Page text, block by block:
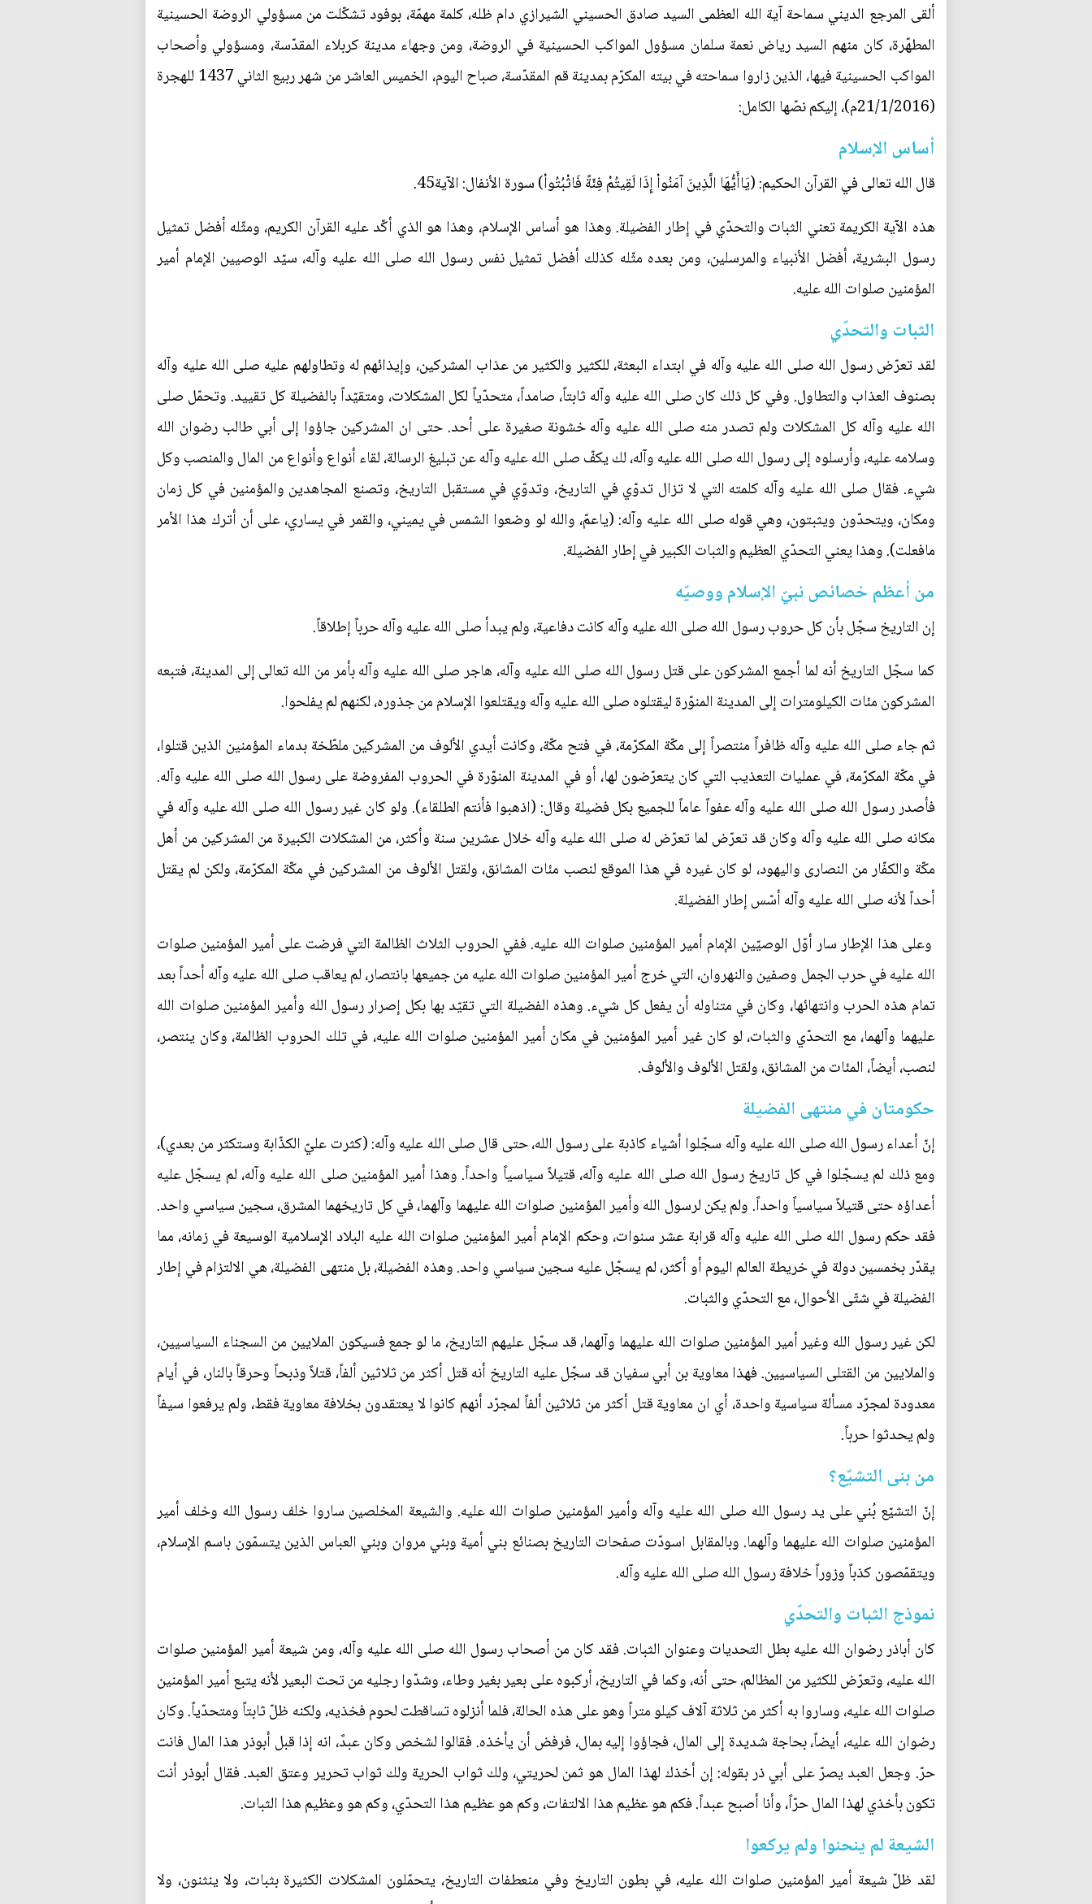
ألقى المرجع الديني سماحة آية الله العظمى السيد صادق الحسيني الشيرازي دام ظله، كلمة مهمّة، بوفود تشكّلت من مسؤولي الروضة الحسينية
المطهّرة، كان منهم السيد رياض نعمة سلمان مسؤول المواكب الحسينية في الروضة، ومن وجهاء مدينة كربلاء المقدّسة، ومسؤولي وأصحاب
المواكب الحسينية فيها، الذين زاروا سماحته في بيته المكرّم بمدينة قم المقدّسة، صباح اليوم، الخميس العاشر من شهر ربيع الثاني 1437 للهجرة
(21/1/2016م)، إليكم نصّها الكامل:
أساس الإسلام
قال الله تعالى في القرآن الحكيم: (يَاأَيُّهَا الَّذِينَ آمَنُواْ إِذَا لَقِيتُمْ فِئَةً فَاثْبُتُواْ) سورة الأنفال: الآية45.
هذه الآية الكريمة تعني الثبات والتحدّي في إطار الفضيلة. وهذا هو أساس الإسلام، وهذا هو الذي أكّد عليه القرآن الكريم، ومثّله أفضل تمثيل
رسول البشرية، أفضل الأنبياء والمرسلين، ومن بعده مثّله كذلك أفضل تمثيل نفس رسول الله صلى الله عليه وآله، سيّد الوصيين الإمام أمير
المؤمنين صلوات الله عليه.
الثبات والتحدّي
لقد تعرّض رسول الله صلى الله عليه وآله في ابتداء البعثة، للكثير والكثير من عذاب المشركين، وإيذائهم له وتطاولهم عليه صلى الله عليه وآله
بصنوف العذاب والتطاول. وفي كل ذلك كان صلى الله عليه وآله ثابتاً، صامداً، متحدّياً لكل المشكلات، ومتقيّداً بالفضيلة كل تقييد. وتحمّل صلى
الله عليه وآله كل المشكلات ولم تصدر منه صلى الله عليه وآله خشونة صغيرة على أحد. حتى ان المشركين جاؤوا إلى أبي طالب رضوان الله
وسلامه عليه، وأرسلوه إلى رسول الله صلى الله عليه وآله، لك يكفّ صلى الله عليه وآله عن تبليغ الرسالة، لقاء أنواع وأنواع من المال والمنصب وكل
شيء. فقال صلى الله عليه وآله كلمته التي لا تزال تدوّي في التاريخ، وتدوّي في مستقبل التاريخ، وتصنع المجاهدين والمؤمنين في كل زمان
ومكان، ويتحدّون ويثبتون، وهي قوله صلى الله عليه وآله: (ياعمّ، والله لو وضعوا الشمس في يميني، والقمر في يساري، على أن أترك هذا الأمر
مافعلت). وهذا يعني التحدّي العظيم والثبات الكبير في إطار الفضيلة.
من أعظم خصائص نبيّ الإسلام ووصيّه
إن التاريخ سجّل بأن كل حروب رسول الله صلى الله عليه وآله كانت دفاعية، ولم يبدأ صلى الله عليه وآله حرباً إطلاقاً.
كما سجّل التاريخ أنه لما أجمع المشركون على قتل رسول الله صلى الله عليه وآله، هاجر صلى الله عليه وآله بأمر من الله تعالى إلى المدينة، فتبعه
المشركون مئات الكيلومترات إلى المدينة المنوّرة ليقتلوه صلى الله عليه وآله ويقتلعوا الإسلام من جذوره، لكنهم لم يفلحوا.
ثم جاء صلى الله عليه وآله ظافراً منتصراً إلى مكّة المكرّمة، في فتح مكّة، وكانت أيدي الألوف من المشركين ملطّخة بدماء المؤمنين الذين قتلوا،
في مكّة المكرّمة، في عمليات التعذيب التي كان يتعرّضون لها، أو في المدينة المنوّرة في الحروب المفروضة على رسول الله صلى الله عليه وآله.
فأصدر رسول الله صلى الله عليه وآله عفواً عاماً للجميع بكل فضيلة وقال: (اذهبوا فأنتم الطلقاء). ولو كان غير رسول الله صلى الله عليه وآله في
مكانه صلى الله عليه وآله وكان قد تعرّض لما تعرّض له صلى الله عليه وآله خلال عشرين سنة وأكثر، من المشكلات الكبيرة من المشركين من أهل
مكّة والكفّار من النصارى واليهود، لو كان غيره في هذا الموقع لنصب مئات المشانق، ولقتل الألوف من المشركين في مكّة المكرّمة، ولكن لم يقتل
أحداً لأنه صلى الله عليه وآله أسّس إطار الفضيلة.
وعلى هذا الإطار سار أوّل الوصيّين الإمام أمير المؤمنين صلوات الله عليه. ففي الحروب الثلاث الظالمة التي فرضت على أمير المؤمنين صلوات
الله عليه في حرب الجمل وصفين والنهروان، التي خرج أمير المؤمنين صلوات الله عليه من جميعها بانتصار، لم يعاقب صلى الله عليه وآله أحداً بعد
تمام هذه الحرب وانتهائها، وكان في متناوله أن يفعل كل شيء. وهذه الفضيلة التي تقيّد بها بكل إصرار رسول الله وأمير المؤمنين صلوات الله
عليهما وآلهما، مع التحدّي والثبات، لو كان غير أمير المؤمنين في مكان أمير المؤمنين صلوات الله عليه، في تلك الحروب الظالمة، وكان ينتصر،
لنصب، أيضاً، المئات من المشانق، ولقتل الألوف والألوف.
حكومتان في منتهى الفضيلة
إنّ أعداء رسول الله صلى الله عليه وآله سجّلوا أشياء كاذبة على رسول الله، حتى قال صلى الله عليه وآله: (كثرت عليّ الكذّابة وستكثر من بعدي)،
ومع ذلك لم يسجّلوا في كل تاريخ رسول الله صلى الله عليه وآله، قتيلاً سياسياً واحداً. وهذا أمير المؤمنين صلى الله عليه وآله، لم يسجّل عليه
أعداؤه حتى قتيلاً سياسياً واحداً. ولم يكن لرسول الله وأمير المؤمنين صلوات الله عليهما وآلهما، في كل تاريخهما المشرق، سجين سياسي واحد.
فقد حكم رسول الله صلى الله عليه وآله قرابة عشر سنوات، وحكم الإمام أمير المؤمنين صلوات الله عليه البلاد الإسلامية الوسيعة في زمانه، مما
يقدّر بخمسين دولة في خريطة العالم اليوم أو أكثر، لم يسجّل عليه سجين سياسي واحد. وهذه الفضيلة، بل منتهى الفضيلة، هي الالتزام في إطار
الفضيلة في شتّى الأحوال، مع التحدّي والثبات.
لكن غير رسول الله وغير أمير المؤمنين صلوات الله عليهما وآلهما، قد سجّل عليهم التاريخ، ما لو جمع فسيكون الملايين من السجناء السياسيين،
والملايين من القتلى السياسيين. فهذا معاوية بن أبي سفيان قد سجّل عليه التاريخ أنه قتل أكثر من ثلاثين ألفاً، قتلاً وذبحاً وحرقاً بالنار، في أيام
معدودة لمجرّد مسألة سياسية واحدة، أي ان معاوية قتل أكثر من ثلاثين ألفاً لمجرّد أنهم كانوا لا يعتقدون بخلافة معاوية فقط، ولم يرفعوا سيفاً
ولم يحدثوا حرباً.
من بنى التشيّع؟
إنّ التشيّع بُني على يد رسول الله صلى الله عليه وآله وأمير المؤمنين صلوات الله عليه. والشيعة المخلصين ساروا خلف رسول الله وخلف أمير
المؤمنين صلوات الله عليهما وآلهما. وبالمقابل اسودّت صفحات التاريخ بصنائع بني أمية وبني مروان وبني العباس الذين يتسمّون باسم الإسلام،
ويتقمّصون كذباً وزوراً خلافة رسول الله صلى الله عليه وآله.
نموذج الثبات والتحدّي
كان أباذر رضوان الله عليه بطل التحديات وعنوان الثبات. فقد كان من أصحاب رسول الله صلى الله عليه وآله، ومن شيعة أمير المؤمنين صلوات
الله عليه، وتعرّض للكثير من المظالم، حتى أنه، وكما في التاريخ، أركبوه على بعير بغير وطاء، وشدّوا رجليه من تحت البعير لأنه يتبع أمير المؤمنين
صلوات الله عليه، وساروا به أكثر من ثلاثة آلاف كيلو متراً وهو على هذه الحالة، فلما أنزلوه تساقطت لحوم فخذيه، ولكنه ظلّ ثابتاً ومتحدّياً. وكان
رضوان الله عليه، أيضاً، بحاجة شديدة إلى المال، فجاؤوا إليه بمال، فرفض أن يأخذه. فقالوا لشخص وكان عبدً، انه إذا قبل أبوذر هذا المال فانت
حرّ. وجعل العبد يصرّ على أبي ذر بقوله: إن أخذك لهذا المال هو ثمن لحريتي، ولك ثواب الحرية ولك ثواب تحرير وعتق العبد. فقال أبوذر أنت
تكون بأخذي لهذا المال حرّاً، وأنا أصبح عبداً. فكم هو عظيم هذا الالتفات، وكم هو عظيم هذا التحدّي، وكم هو وعظيم هذا الثبات.
الشيعة لم ينحنوا ولم يركعوا
لقد ظلّ شيعة أمير المؤمنين صلوات الله عليه، في بطون التاريخ وفي منعطفات التاريخ، يتحمّلون المشكلات الكثيرة بثبات، ولا ينثنون، ولا